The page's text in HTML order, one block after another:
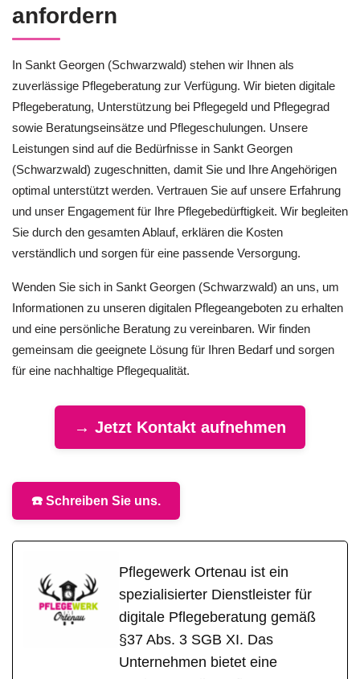
anfordern
In Sankt Georgen (Schwarzwald) stehen wir Ihnen als
zuverlässige Pflegeberatung zur Verfügung. Wir bieten digitale
Pflegeberatung, Unterstützung bei Pflegegeld und Pflegegrad
sowie Beratungseinsätze und Pflegeschulungen. Unsere
Leistungen sind auf die Bedürfnisse in Sankt Georgen
(Schwarzwald) zugeschnitten, damit Sie und Ihre Angehörigen
optimal unterstützt werden. Vertrauen Sie auf unsere Erfahrung
und unser Engagement für Ihre Pflegebedürftigkeit. Wir begleiten
Sie durch den gesamten Ablauf, erklären die Kosten
verständlich und sorgen für eine passende Versorgung.
Wenden Sie sich in Sankt Georgen (Schwarzwald) an uns, um
Informationen zu unseren digitalen Pflegeangeboten zu erhalten
und eine persönliche Beratung zu vereinbaren. Wir finden
gemeinsam die geeignete Lösung für Ihren Bedarf und sorgen
für eine nachhaltige Pflegequalität.
→ Jetzt Kontakt aufnehmen
☎️ Schreiben Sie uns.
Pflegewerk Ortenau ist ein
spezialisierter Dienstleister für
digitale Pflegeberatung gemäß
§37 Abs. 3 SGB XI. Das
Unternehmen bietet eine